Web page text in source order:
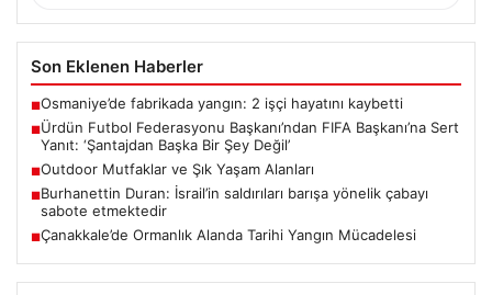
Son Eklenen Haberler
■Osmaniye’de fabrikada yangın: 2 işçi hayatını kaybetti
■Ürdün Futbol Federasyonu Başkanı’ndan FIFA Başkanı’na Sert
Yanıt: ‘Şantajdan Başka Bir Şey Değil’
■Outdoor Mutfaklar ve Şık Yaşam Alanları
■Burhanettin Duran: İsrail’in saldırıları barışa yönelik çabayı
sabote etmektedir
■Çanakkale’de Ormanlık Alanda Tarihi Yangın Mücadelesi